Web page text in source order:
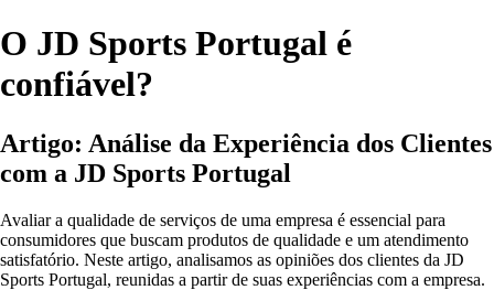
O JD Sports Portugal é
confiável?
Artigo: Análise da Experiência dos Clientes
com a JD Sports Portugal
Avaliar a qualidade de serviços de uma empresa é essencial para
consumidores que buscam produtos de qualidade e um atendimento
satisfatório. Neste artigo, analisamos as opiniões dos clientes da JD
Sports Portugal, reunidas a partir de suas experiências com a empresa.